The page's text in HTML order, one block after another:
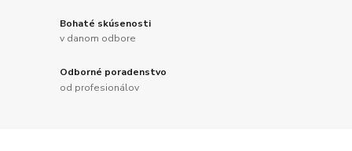
Bohaté skúsenosti
v danom odbore
Odborné poradenstvo
od profesionálov